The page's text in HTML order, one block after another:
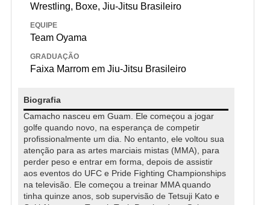
Wrestling, Boxe, Jiu-Jitsu Brasileiro
EQUIPE
Team Oyama
GRADUAÇÃO
Faixa Marrom em Jiu-Jitsu Brasileiro
Biografia
Camacho nasceu em Guam. Ele começou a jogar
golfe quando novo, na esperança de competir
profissionalmente um dia. No entanto, ele voltou sua
atenção para as artes marciais mistas (MMA), para
perder peso e entrar em forma, depois de assistir
aos eventos do UFC e Pride Fighting Championships
na televisão. Ele começou a treinar MMA quando
tinha quinze anos, sob supervisão de Tetsuji Kato e